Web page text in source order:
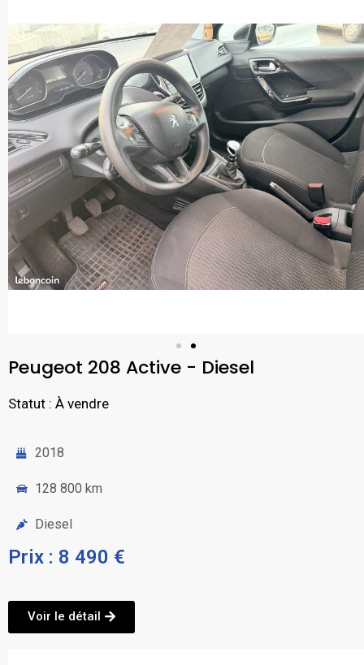
Peugeot 208 Active - Diesel
Statut : À vendre
2018
128 800 km
Diesel
Prix : 8 490 €
Voir le détail